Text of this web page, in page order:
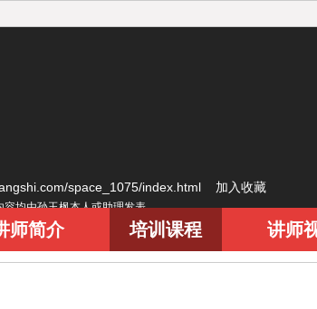
space_1075/index.html 加入收藏
均由孙玉枫本人或助理发表
师简介 培训课程 讲师